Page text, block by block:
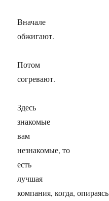
Вначале
обжигают.
Потом
согревают.
Здесь
знакомые
вам
незнакомые, то
есть
лучшая
компания, когда, опираясь